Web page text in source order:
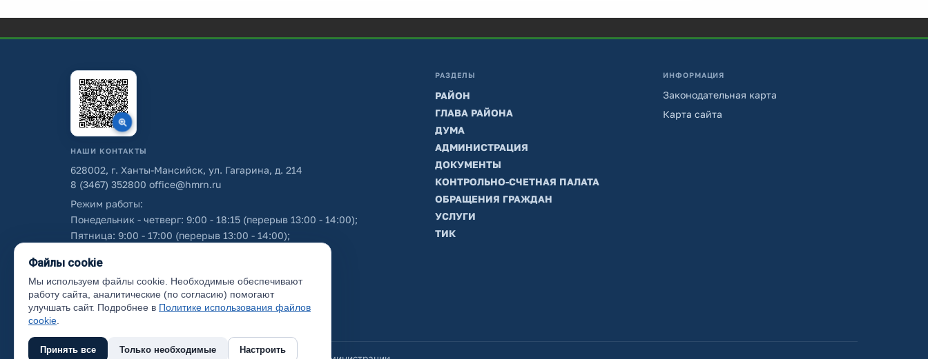
НАШИ КОНТАКТЫ
628002, г. Ханты-Мансийск, ул. Гагарина, д. 214
8 (3467) 352800 office@hmrn.ru
Режим работы:
Понедельник - четверг: 9:00 - 18:15 (перерыв 13:00 - 14:00);
Пятница: 9:00 - 17:00 (перерыв 13:00 - 14:00);
Об использовании персональных данных
РАЗДЕЛЫ
РАЙОН
ГЛАВА РАЙОНА
ДУМА
АДМИНИСТРАЦИЯ
ДОКУМЕНТЫ
КОНТРОЛЬНО-СЧЕТНАЯ ПАЛАТА
ОБРАЩЕНИЯ ГРАЖДАН
УСЛУГИ
ТИК
ИНФОРМАЦИЯ
Законодательная карта
Карта сайта
Файлы cookie
Мы используем файлы cookie. Необходимые обеспечивают
работу сайта, аналитические (по согласию) помогают
улучшать сайт. Подробнее в Политике использования файлов
cookie
Принять все Только необходимые Настроить